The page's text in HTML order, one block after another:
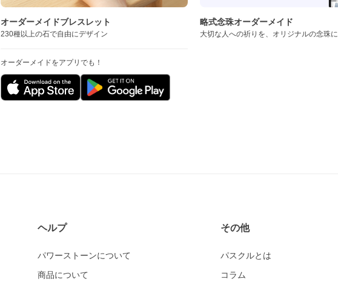
オーダーメイドブレスレット
230種以上の石で自由にデザイン
オーダーメイドをアプリでも！
略式念珠オーダーメイド
大切な人への祈りを、オリジナルの念珠に
ヘルプ
パワーストーンについて
商品について
その他
パスクルとは
コラム